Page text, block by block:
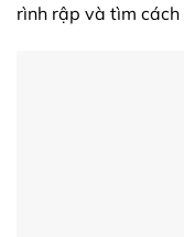
rình rập và tìm